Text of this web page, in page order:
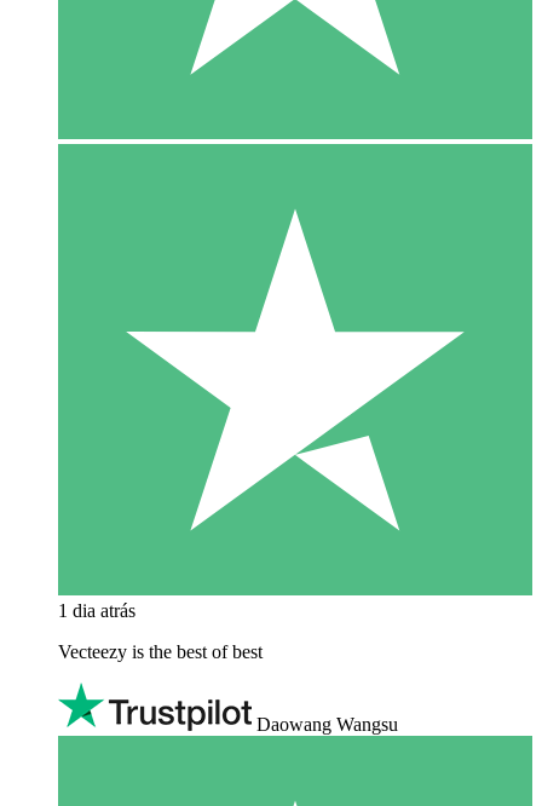
1 dia atrás
Vecteezy is the best of best
Daowang Wangsu